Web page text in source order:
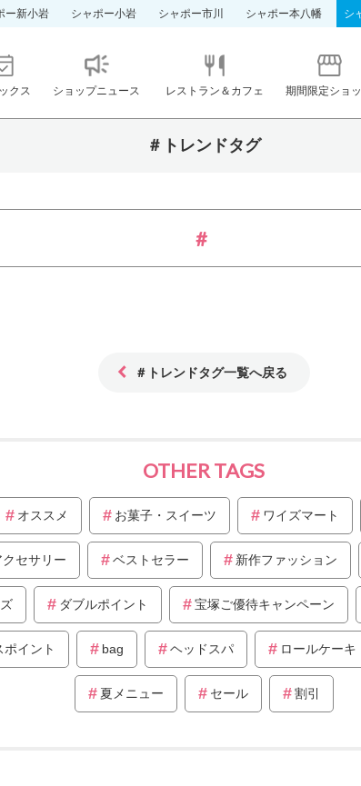
ー新小岩 シャポー小岩 シャポー市川 シャポー本八幡 シ
クス ショップニュース レストラン＆カフェ 期間限定ショ
＃トレンドタグ
＃トレンドタグ一覧へ戻る
OTHER TAGS
オススメ お菓子・スイーツ ワイズマート
セサリー ベストセラー 新作ファッション
ダブルポイント 宝塚ご優待キャンペーン
イント bag ヘッドスパ ロールケーキ
夏メニュー セール 割引